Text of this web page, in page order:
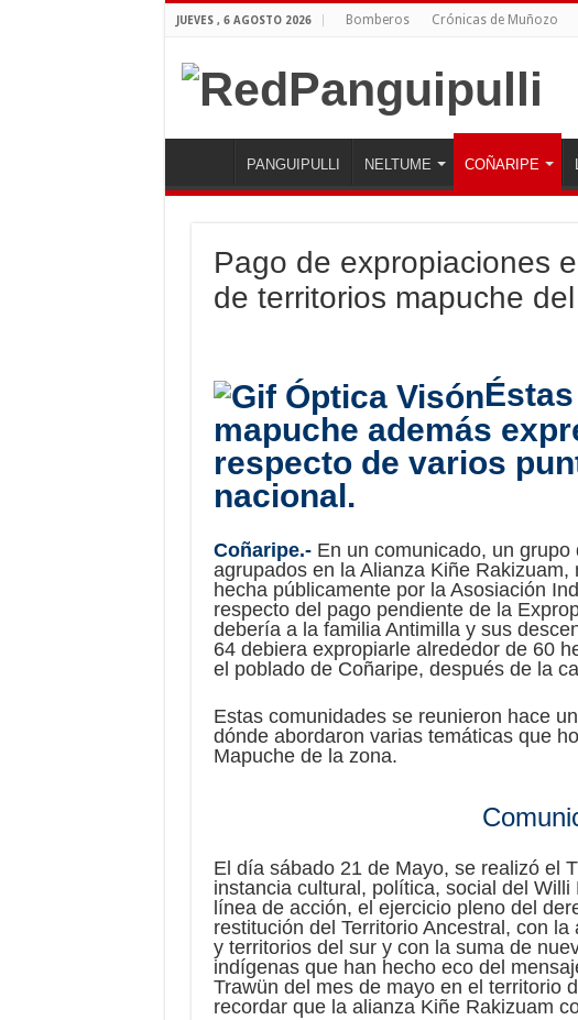
JUEVES , 6 AGOSTO 2026 Bomberos Crónicas de Muñozo
PANGUIPULLI NELTUME COÑARIPE
Pago de expropiaciones
de territorios mapuche
mapuche además
respecto de varios
nacional.
Coñaripe.-En un comunicado, un grupo
agrupados en la Alianza Kiñe
hecha públicamente por la Asosiación
respecto del pago pendiente de la
debería a la familia Antimilla y sus
64 debiera expropiarle alrededor de 60
el poblado de Coñaripe, después de la
Estas comunidades se reunieron hace
dónde abordaron varias temáticas que
Mapuche de la zona.
El día sábado 21 de Mayo, se realizó el
instancia cultural, política, social del
línea de acción, el ejercicio pleno del
restitución del Territorio Ancestral, con
y territorios del sur y con la suma de
indígenas que han hecho eco del
Trawün del mes de mayo en el territorio
recordar que la alianza Kiñe Rakizuam